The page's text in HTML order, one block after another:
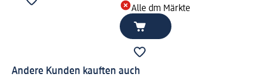
Alle dm Märkte
Andere Kunden kauften auch